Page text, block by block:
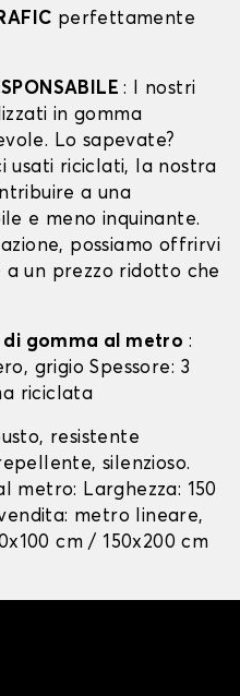
perfettamente
: I nostri
in gomma
Lo sapevate?
usati riciclati, la nostra
a una
e meno inquinante.
possiamo offrirvi
a un prezzo ridotto che
gomma al metro :
grigio Spessore: 3
riciclata
resistente
silenzioso.
metro: Larghezza: 150
metro lineare,
cm / 150x200 cm